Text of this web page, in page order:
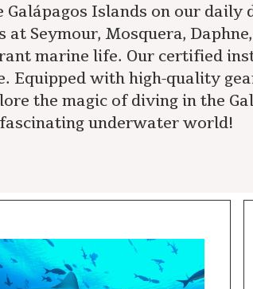
Islands on our daily
Seymour, Mosquera,
marine life. Our certified
Equipped with high-quality
the magic of diving in the
underwater world!